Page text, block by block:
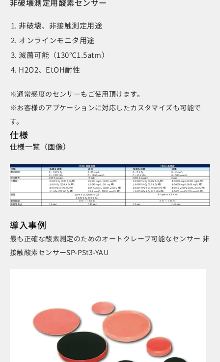
非破壊測定用酸素センサー
非破壊、非接触測定用途
オンラインモニタ用途
滅菌可能（130℃1.5atm）
H2O2、EtOH耐性
※通常感度のセンサーもご使用頂けます。
※お客様のアプケーションに対応したカスタマイズも可能で
す。
仕様
仕様一覧（画像）
導入事例
最も正確な酸素測定のためのオートクレーブ可能なセンサー 非
接触酸素センサーSP-PSt3-YAU